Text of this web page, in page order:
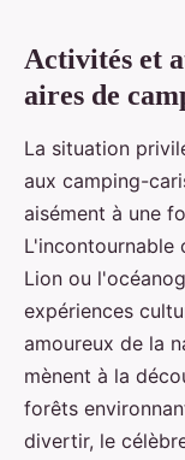
Activités et
aires de
La situation
aux camping-
aisément à une
L'incontournable
Lion ou
expériences
amoureux de la
mènent à la
forêts
divertir, le